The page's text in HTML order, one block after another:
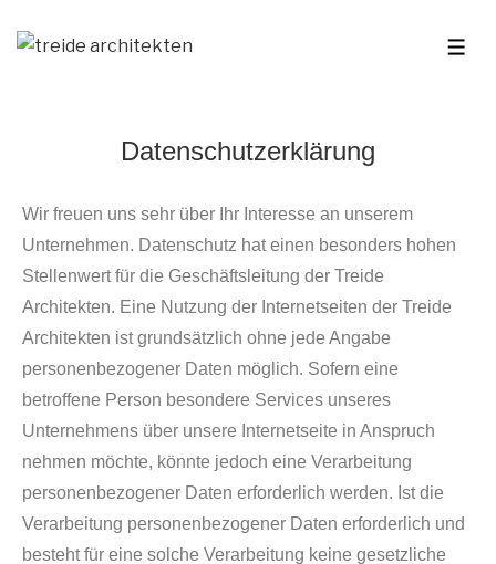
Datenschutzerklärung
Wir freuen uns sehr über Ihr Interesse an unserem
Unternehmen. Datenschutz hat einen besonders hohen
Stellenwert für die Geschäftsleitung der Treide
Architekten. Eine Nutzung der Internetseiten der Treide
Architekten ist grundsätzlich ohne jede Angabe
personenbezogener Daten möglich. Sofern eine
betroffene Person besondere Services unseres
Unternehmens über unsere Internetseite in Anspruch
nehmen möchte, könnte jedoch eine Verarbeitung
personenbezogener Daten erforderlich werden. Ist die
Verarbeitung personenbezogener Daten erforderlich und
besteht für eine solche Verarbeitung keine gesetzliche